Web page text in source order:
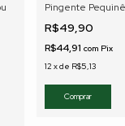
Pingente
R$49,90
R$44,91com Pix
12 xde R$5,13
Comprar